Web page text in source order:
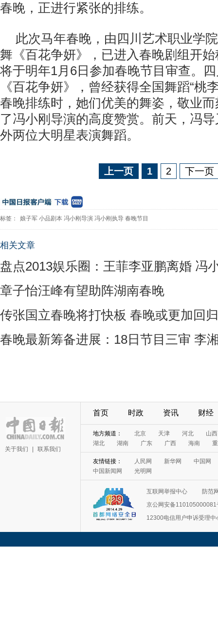
春晚，正进行紧张的排练。
此次马年春晚，由四川艺术职业学
舞《百花争妍》，已进入春晚剧组开
将于明年1月6日参加春晚节目审查。
《百花争妍》，曾经获得全国舞蹈“桃
春晚排练时，她们优美的舞姿，敬业
了冯小刚导演的高度赞赏。前天，冯
外两位大明星表演舞蹈。
上一页 1 2 下一页
标签： 娘子军 小品剧本 冯小刚导演 冯小刚执导 春晚节目
相关文章
盘点2013娱乐圈：王菲李亚鹏离婚 冯
章子怡汪峰有望助阵湖南春晚
传张国立春晚将打快板 春晚或更加回
春晚最新筹备进展：18日节目三审 李
关于我们 联系我们
首页 时政 资讯 财经
地方频道： 北京 天津 河北
山西
湖北
湖南 广东 广西 海南
友情链接： 人民网 新华网
中国网
中国新闻网
光明网
互联网举报中心
防范
京公网安备110105000081
12300电信用户申诉受理中